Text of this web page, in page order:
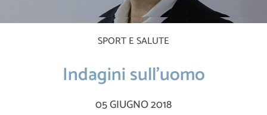
SPORT E SALUTE
Indagini sull’uomo
05 GIUGNO 2018